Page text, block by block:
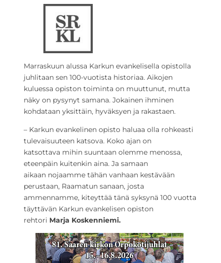
Marraskuun alussa Karkun evankelisella opistolla
juhlitaan sen 100-vuotista historiaa. Aikojen
kuluessa opiston toiminta on muuttunut, mutta
näky on pysynyt samana. Jokainen ihminen
kohdataan yksittäin, hyväksyen ja rakastaen.
– Karkun evankelinen opisto haluaa olla rohkeasti
tulevaisuuteen katsova. Koko ajan on
katsottava mihin suuntaan olemme menossa,
eteenpäin kuitenkin aina. Ja samaan
aikaan nojaamme tähän vanhaan kestävään
perustaan, Raamatun sanaan, josta
ammennamme, kiteyttää tänä syksynä 100 vuotta
täyttävän Karkun evankelisen opiston
rehtori Marja Koskenniemi.